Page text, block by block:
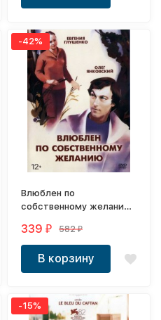
-42%
Влюблен по
собственному желанию
339₽ 582₽
В корзину
-15%